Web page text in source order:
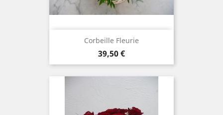
Corbeille Fleurie
Prix
39,50 €